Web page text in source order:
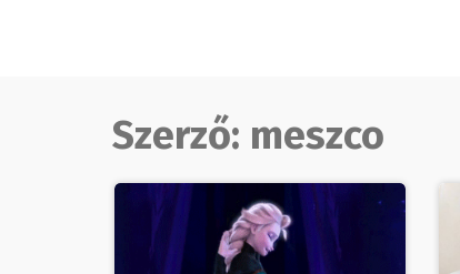
Szerző: meszco